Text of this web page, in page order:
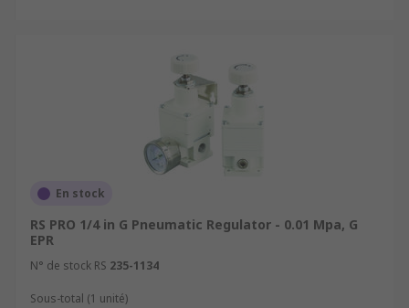
En stock
RS PRO 1/4 in G Pneumatic Regulator - 0.01 Mpa, G
EPR
N° de stock RS 235-1134
Sous-total (1 unité)